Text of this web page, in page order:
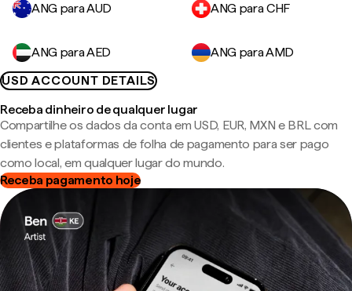
ANG para AUD ANG para CHF
ANG para AED
ANG para AMD
USD ACCOUNT DETAILS
Receba dinheiro de qualquer lugar
Compartilhe os dados da conta em USD, EUR, MXN e BRL com
clientes e plataformas de folha de pagamento para ser pago
como local, em qualquer lugar do mundo.
Receba pagamento hoje